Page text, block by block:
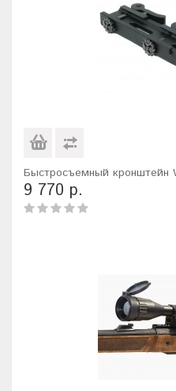
Быстросъемный кронштейн
9 770 р.